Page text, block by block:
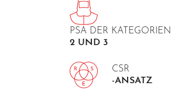
PSA DER KATEGORIEN
2 UND 3
CSR
-ANSATZ